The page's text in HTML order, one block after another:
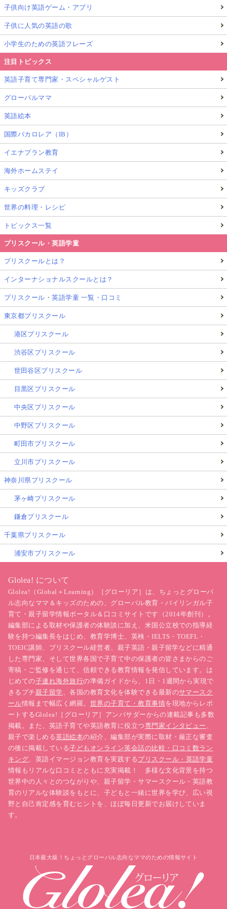
子供向け英語ゲーム・アプリ
子供に人気の英語の歌
小学生のための英語フレーズ
注目トピックス
英語子育て専門家・スペシャルゲスト
グローバルママ
英語絵本
国際バカロレア（IB）
イエナプラン教育
海外ホームステイ
キッズクラブ
世界の料理・レシピ
トピックス一覧
プリスクール・英語学童
プリスクールとは？
インターナショナルスクールとは？
プリスクール・英語学童 一覧・口コミ
東京都プリスクール
港区プリスクール
渋谷区プリスクール
世田谷区プリスクール
目黒区プリスクール
中央区プリスクール
中野区プリスクール
町田市プリスクール
立川市プリスクール
神奈川県プリスクール
茅ヶ崎プリスクール
鎌倉プリスクール
千葉県プリスクール
浦安市プリスクール
Glolea! について
Glolea!（Global＋Learning）［グローリア］は、ちょっとグローバ
ル志向なママ＆キッズのための、グローバル教育・バイリンガル子
育て・親子留学情報ポータル＆口コミサイトです（2014年創刊）。
編集部による取材や保護者の体験談に加え、米国公立校での指導経
験を持つ編集長をはじめ、教育学博士、英検・IELTS・TOEFL・
TOEIC講師、プリスクール経営者、親子英語・親子留学などに精通
した専門家、そして世界各国で子育て中の保護者の皆さまからのご
寄稿・ご監修を通じて、信頼できる教育情報を発信しています。は
じめての子連れ海外旅行の準備ガイドから、1日・1週間から実現で
きるプチ 親子留学 、各国の教育文化を体験できる最新のサマースク
ール情報まで幅広く網羅。 世界の子育て・教育事情を現地からレポ
ートするGlolea!［グローリア］アンバサダーからの連載記事も多数
掲載。また、英語子育てや英語教育に役立つ専門家インタビュー
親子で楽しめる英語絵本の紹介、編集部が実際に取材・厳正な審査
の後に掲載している子どもオンライン英会話の比較・口コミ数ラン
キング 、英語イマージョン教育を実践するプリスクール・英語学童
情報もリアルな口コミとともに充実掲載！ 多様な文化背景を持つ
世界中の人々とのつながりや、親子留学・サマースクール・英語教
育のリアルな体験談をもとに、子どもと一緒に世界を学び、広い視
野と自己肯定感を育むヒントを、ほぼ毎日更新でお届けしていま
す。
日本最大級！ちょっとグローバル志向なママのための情報サイト